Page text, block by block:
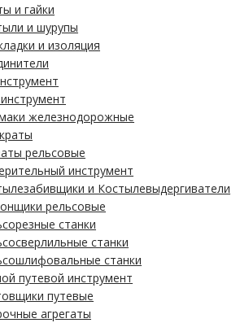
и гайки
и шурупы
и изоляция
железнодорожные
рельсовые
инструмент
и Костылевыдергиватели
рельсовые
станки
станки
станки
путевой инструмент
путевые
агрегаты